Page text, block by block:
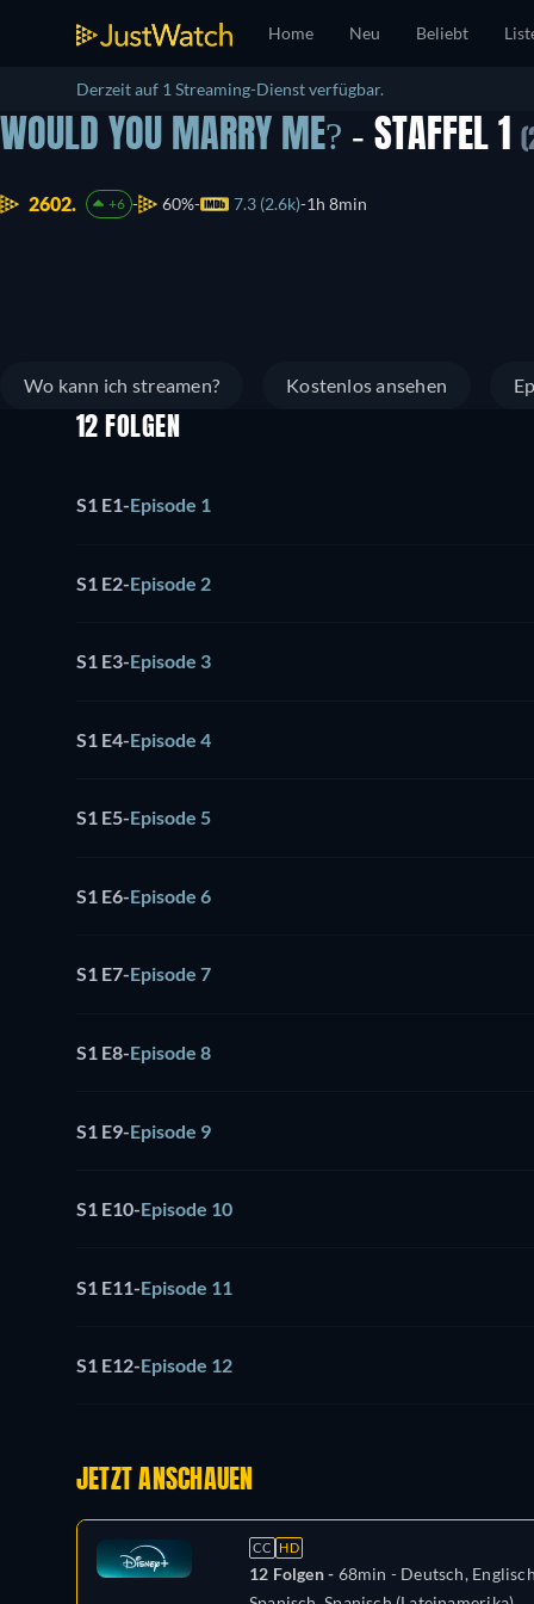
Home Neu Beliebt
Derzeit auf 1 Streaming-Dienst verfügbar.
WOULD YOU MARRY ME? - STAFFEL 1
2602. +6 60% 7.3 (2.6k) 1h 8min
Wo kann ich streamen? Kostenlos ansehen
12 FOLGEN
S1 E1-Episode 1
S1 E2-Episode 2
S1 E3-Episode 3
S1 E4-Episode 4
S1 E5-Episode 5
S1 E6-Episode 6
S1 E7-Episode 7
S1 E8-Episode 8
S1 E9-Episode 9
S1 E10-Episode 10
S1 E11-Episode 11
S1 E12-Episode 12
JETZT ANSCHAUEN
CC HD
12 Folgen - 68min - Deutsch,